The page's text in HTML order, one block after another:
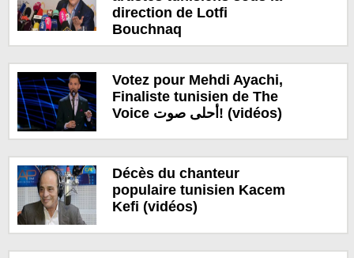
direction de Lotfi
Bouchnaq
Votez pour Mehdi Ayachi,
Finaliste tunisien de The
Voice أحلى صوت! (vidéos)
Décès du chanteur
populaire tunisien Kacem
Kefi (vidéos)